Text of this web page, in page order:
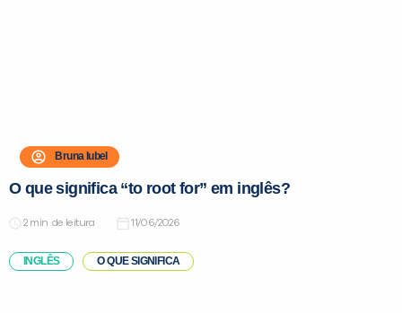
Bruna Iubel
O que significa “to root for” em inglês?
de leitura 11/06/2026
INGLÊS O QUE SIGNIFICA